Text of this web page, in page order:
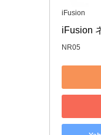
iFusion
iFusion
NR05